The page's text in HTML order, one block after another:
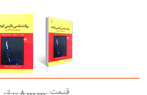
قیمت: